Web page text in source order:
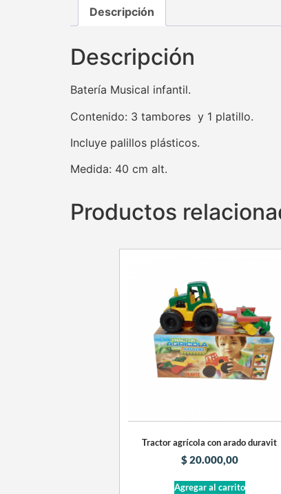
Descripción
Descripción
Batería Musical infantil.
Contenido: 3 tambores y 1 platillo.
Incluye palillos plásticos.
Medida: 40 cm alt.
Productos
Tractor agrícola con arado duravit
$20.000,00
Agregar al carrito